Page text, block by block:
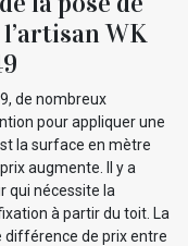
WK
de nombreux
pour appliquer une
la surface en mètre
augmente. Il y a
qui nécessite la
à partir du toit. La
différence de prix entre